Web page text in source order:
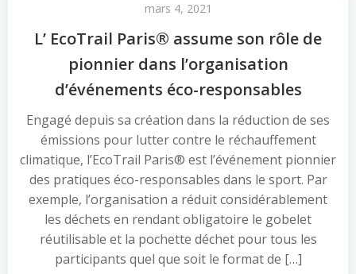
mars 4, 2021
L’ EcoTrail Paris® assume son rôle de
pionnier dans l’organisation
d’événements éco-responsables
Engagé depuis sa création dans la réduction de ses
émissions pour lutter contre le réchauffement
climatique, l’EcoTrail Paris® est l’événement pionnier
des pratiques éco-responsables dans le sport. Par
exemple, l’organisation a réduit considérablement
les déchets en rendant obligatoire le gobelet
réutilisable et la pochette déchet pour tous les
participants quel que soit le format de […]